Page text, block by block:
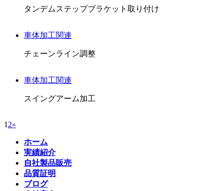
タンデムステップブラケット取り付け
車体加工関連
チェーンライン調整
車体加工関連
スイングアーム加工
1 2»
ホーム
実績紹介
自社製品販売
品質証明
ブログ